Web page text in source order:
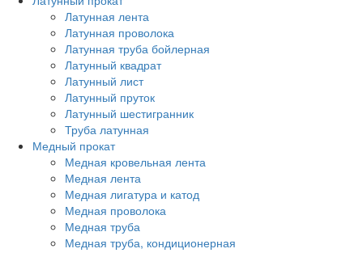
Латунная лента
Латунная проволока
Латунная труба бойлерная
Латунный квадрат
Латунный лист
Латунный пруток
Латунный шестигранник
Труба латунная
Медный прокат
Медная кровельная лента
Медная лента
Медная лигатура и катод
Медная проволока
Медная труба
Медная труба, кондиционерная